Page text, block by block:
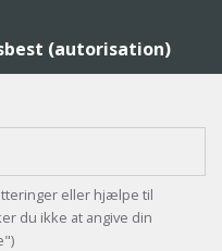
(autorisation)
eller hjælpe til
du ikke at angive din